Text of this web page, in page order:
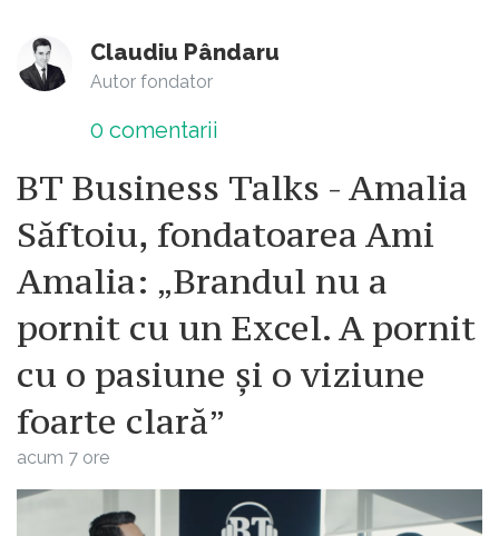
Claudiu Pândaru
Autor fondator
0 comentarii
BT Business Talks - Amalia
Săftoiu, fondatoarea Ami
Amalia: „Brandul nu a
pornit cu un Excel. A pornit
cu o pasiune și o viziune
foarte clară”
acum 7 ore